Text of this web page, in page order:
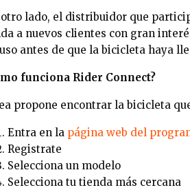
lado, el distribuidor que
a nuevos clientes con gran
antes de que la bicicleta haya
funciona Rider Connect?
propone encontrar la bicicleta
Entra en la página web del
Registrate
Selecciona un modelo
Selecciona tu tienda más cercana